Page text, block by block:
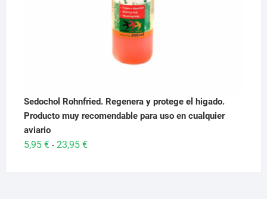
Sedochol Rohnfried. Regenera y protege el higado.
Producto muy recomendable para uso en cualquier
aviario
5,95 € - 23,95 €Rango